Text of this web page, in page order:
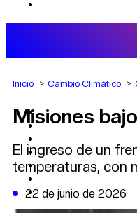
AGRO
DEPORTES
POLÍTICA
CAMBIO
DE LA TRIBUNA
Inicio Cambio Climático
Misiones
El ingreso de un
temperaturas, con
22 de junio de 2026